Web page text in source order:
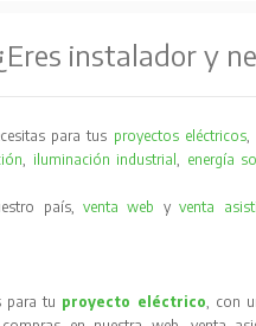
instalador y
para tus proyectos eléctricos,
, iluminación industrial, energía
país, venta web yventa
para tu proyecto eléctrico, con